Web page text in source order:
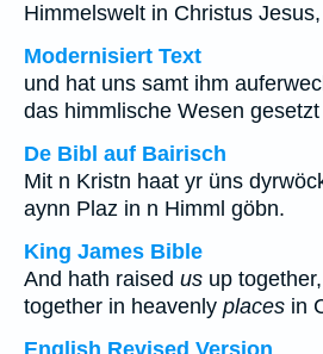
Himmelswelt in Christus Jesus,
Modernisiert Text
und hat uns samt ihm
das himmlische Wesen
De Bibl auf Bairisch
Mit n Kristn haat yr üns
aynn Plaz in n Himml göbn.
King James Bible
And hath raised us up
together in heavenly places in
English Revised Version